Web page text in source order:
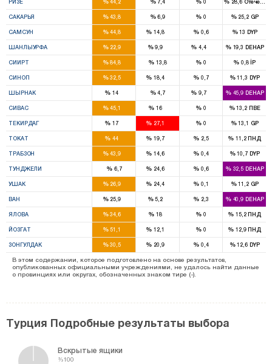
РИЗЕ 44,2 7,4 0 28,6 Отечества
САКАРЬЯ %43,8 %6,9 % 0 %25,2 GP
САМСУН %44,8 % 14,8 % 0,6 %13DYP
ШАНЛЫУРФА %22,9 %9,9 % 4,4 %19,3DEHAP
СИИРТ %84,8 % 13,8 % 0 %0,8İP
СИНОП %32,5 % 18,4 % 0,7 %11,3 DYP
ШЫРНАК % 14 %4,7 % 9,7 %45,9DEHAP
СИВАС %45,1 % 16 % 0 %13,2 ПВЕ
ТЕКИРДАГ % 17 % 27,1 % 0 %13,1 GP
ТОКАТ % 44 % 19,7 % 2,5 % 11,2ПНД
ТРАБЗОН %43,9 % 14,6 % 0,4 %10,7 DYP
ТУНДЖЕЛИ %6,7 % 24,6 % 0,6 %32,5DEHAP
УШАК %26,9 % 24,4 % 0,1 %11,2 GP
ВАН %25,9 %5,2 % 2,3 %40,9DEHAP
ЯЛОВА %34,6 % 18 % 0 % 15,2ПНД
ЙОЗГАТ %51,1 % 12,1 % 0 % 12,9ПНД
ЗОНГУЛДАК %30,5 % 20,9 % 0,4 %12,6 DYP
В этом содержании, которое подготовлено на основе результатов,
опубликованных официальными учреждениями, не удалось найти данные
о провинциях или округах, обозначенных знаком тире (-).
Турция Подробные результаты выбора
Вскрытые ящики
%100